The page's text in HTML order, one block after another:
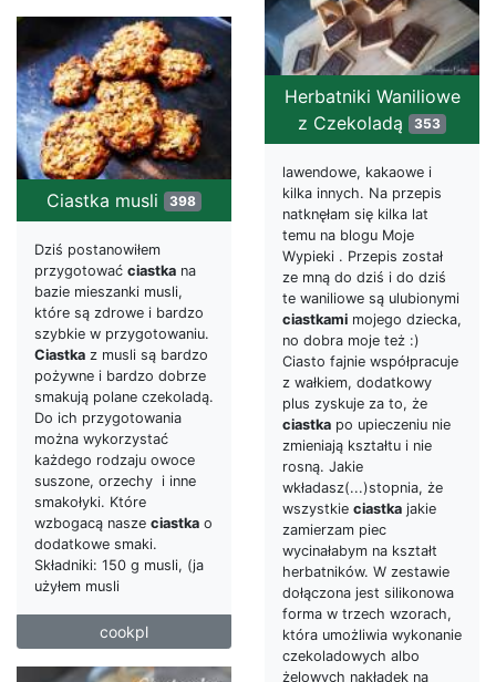
Herbatniki Waniliowe
z Czekoladą 353
lawendowe, kakaowe i
kilka innych. Na przepis
natknęłam się kilka lat
temu na blogu Moje
Wypieki . Przepis został
ze mną do dziś i do dziś
te waniliowe są ulubionymi
ciastkami mojego dziecka,
no dobra moje też :)
Ciasto fajnie współpracuje
z wałkiem, dodatkowy
plus zyskuje za to, że
ciastka po upieczeniu nie
zmieniają kształtu i nie
rosną. Jakie
wkładasz(...)stopnia, że
wszystkie ciastka jakie
zamierzam piec
wycinałabym na kształt
herbatników. W zestawie
dołączona jest silikonowa
forma w trzech wzorach,
która umożliwia wykonanie
czekoladowych albo
żelowych nakładek na
Ciastka musli 398
Dziś postanowiłem
przygotować ciastka na
bazie mieszanki musli,
które są zdrowe i bardzo
szybkie w przygotowaniu.
Ciastka z musli są bardzo
pożywne i bardzo dobrze
smakują polane czekoladą.
Do ich przygotowania
można wykorzystać
każdego rodzaju owoce
suszone, orzechy i inne
smakołyki. Które
wzbogacą nasze ciastka o
dodatkowe smaki.
Składniki: 150 g musli, (ja
użyłem musli
cookpl